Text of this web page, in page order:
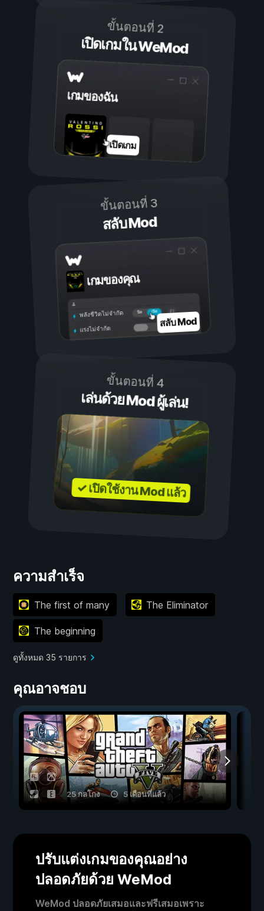
ขั้นตอนที่ 2
เปิดเกมใน WeMod
เกมของฉัน
เปิดเกม
ขั้นตอนที่ 3
สลับ Mod
เกมของคุณ
เปิด
ปิด
พลังชีวิตไม่จำกัด
แรงไม่จำกัด สลับ Mod
ขั้นตอนที่ 4
เล่นด้วย Mod ผู้เล่น!
✓ เปิดใช้งาน Mod แล้ว
ความสำเร็จ
The first of many The Eliminator
The beginning
ดูทั้งหมด 35 รายการ
คุณอาจชอบ
25 กลโกง 5 เดือนที่แล้ว
ปรับแต่งเกมของคุณอย่าง
ปลอดภัยด้วย WeMod
WeMod ปลอดภัยเสมอและฟรีเสมอเพราะ